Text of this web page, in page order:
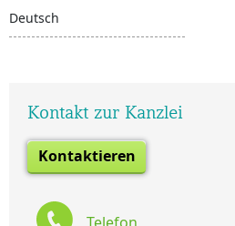
Deutsch
Kontakt zur Kanzlei
Kontaktieren